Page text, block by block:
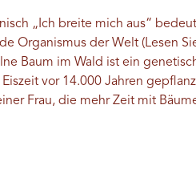
„Ich breite mich aus“
Organismus der Welt (Lesen
Baum im Wald ist ein
vor 14.000 Jahren
Frau, die mehr Zeit mit